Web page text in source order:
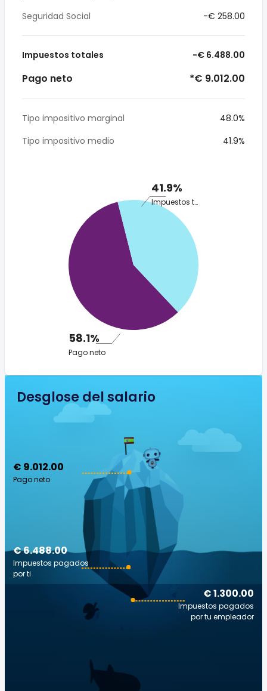
Seguridad Social -€ 258.00
Impuestos totales -€ 6.488.00
Pago neto *€ 9.012.00
Tipo impositivo marginal
48.0%
Tipo impositivo medio
41.9%
41.9%
Impuestos totales
58.1%
Pago neto
Desglose del salario
€ 9.012.00
Pago neto
€ 1.300.00
Impuestos pagados
por tu empleador
€ 6.488.00
Impuestos pagados
por ti